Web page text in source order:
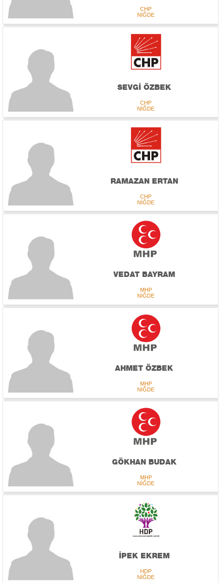
CHP
NİĞDE
SEVGİ ÖZBEK
CHP
NİĞDE
RAMAZAN ERTAN
CHP
NİĞDE
VEDAT BAYRAM
MHP
NİĞDE
AHMET ÖZBEK
MHP
NİĞDE
GÖKHAN BUDAK
MHP
NİĞDE
İPEK EKREM
HDP
NİĞDE